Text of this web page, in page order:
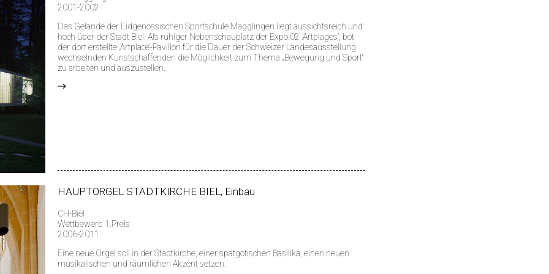
2001-2002
Das Gelände der Eidgenössischen Sportschule Magglingen liegt aussichtsreich und
hoch über der Stadt Biel. Als ruhiger Nebenschauplatz der Expo.02 ‚Artplages’, bot
der dort erstellte ‚Artplace’-Pavillon für die Dauer der Schweizer Landesausstellung
wechselnden Kunstschaffenden die Möglichkeit zum Thema „Bewegung und Sport“
zu arbeiten und auszustellen.
HAUPTORGEL STADTKIRCHE BIEL, Einbau
CH-Biel
Wettbewerb 1.Preis
2006-2011
Eine neue Orgel soll in der Stadtkirche, einer spätgotischen Basilika, einen neuen
musikalischen und räumlichen Akzent setzen.